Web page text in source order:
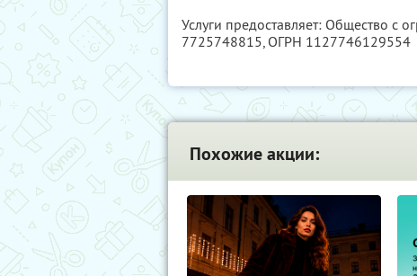
Услуги предоставляет: Общество с
7725748815, ОГРН 1127746129554
Похожие акции: